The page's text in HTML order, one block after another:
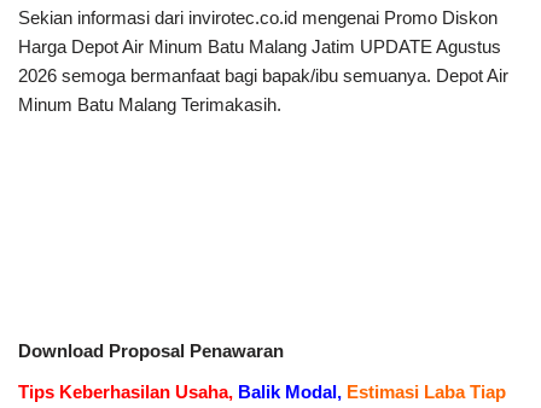
Sekian informasi dari invirotec.co.id mengenai Promo Diskon
Harga Depot Air Minum Batu Malang Jatim UPDATE Agustus
2026 semoga bermanfaat bagi bapak/ibu semuanya. Depot Air
Minum Batu Malang Terimakasih.
Download Proposal Penawaran
Tips Keberhasilan Usaha, Balik Modal, Estimasi Laba Tiap